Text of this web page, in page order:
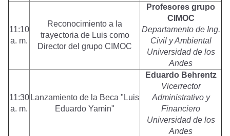
11:10
a. m.
Reconocimiento a la
trayectoria de Luis como
Director del grupo CIMOC
Profesores grupo
CIMOC
Departamento de Ing.
Civil y Ambiental
Universidad de los
Andes
11:30
a. m.
Lanzamiento de la Beca "Luis
Eduardo Yamin"
Eduardo Behrentz
Vicerrector
Administrativo y
Financiero
Universidad de los
Andes